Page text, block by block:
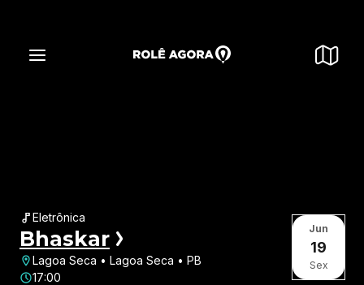
Eletrônica
Bhaskar
Lagoa Seca • Lagoa Seca • PB
17:00
Jun
19
Sex